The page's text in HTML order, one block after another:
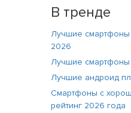
В тренде
Лучшие смартфоны
2026
Лучшие смартфоны
Лучшие андроид
Смартфоны с
рейтинг 2026 года